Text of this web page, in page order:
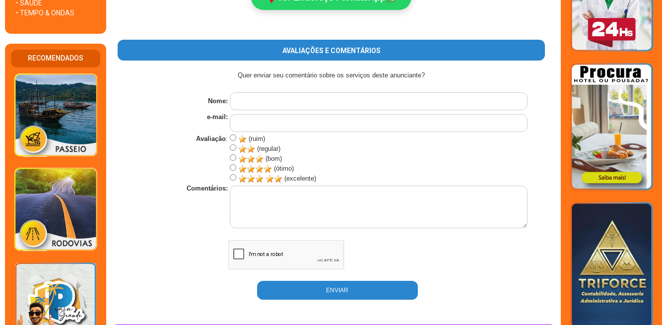
• SAÚDE
• TEMPO & ONDAS
RECOMENDADOS
AVALIAÇÕES E COMENTÁRIOS
Quer enviar seu comentário sobre os serviços deste anunciante?
Nome:
e-mail:
Avaliação:
(ruim)
(regular)
(bom)
(ótimo)
(excelente)
Comentários: